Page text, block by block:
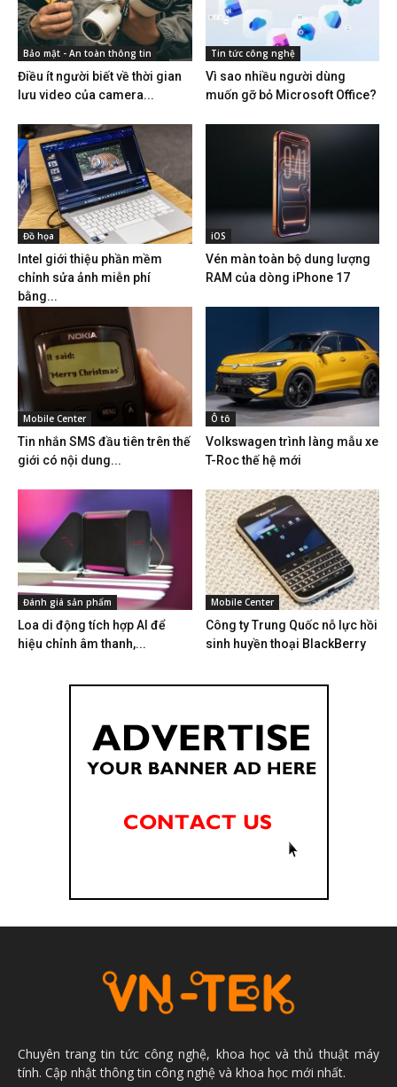
Bảo mật - An toàn thông tin
Điều ít người biết về thời gian
lưu video của camera...
Tin tức công nghệ
Vì sao nhiều người dùng
muốn gỡ bỏ Microsoft Office?
Đồ họa
Intel giới thiệu phần mềm
chỉnh sửa ảnh miễn phí
bằng...
iOS
Vén màn toàn bộ dung lượng
RAM của dòng iPhone 17
Mobile Center
Tin nhắn SMS đầu tiên trên thế
giới có nội dung...
Ô tô
Volkswagen trình làng mẫu xe
T-Roc thế hệ mới
Đánh giá sản phẩm
Loa di động tích hợp AI để
hiệu chỉnh âm thanh,...
Mobile Center
Công ty Trung Quốc nỗ lực hồi
sinh huyền thoại BlackBerry
Chuyên trang tin tức công nghệ, khoa học và thủ thuật máy
tính. Cập nhật thông tin công nghệ và khoa học mới nhất.